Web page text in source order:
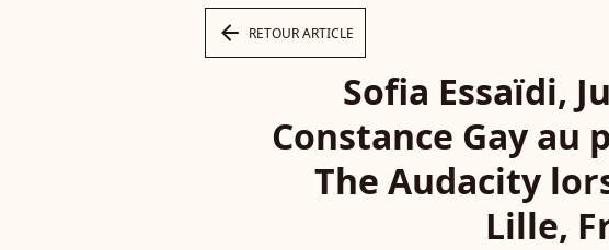
arrow_left RETOUR ARTICLE
Sofia Essaïdi,
Constance Gay au
The Audacity
Lille,